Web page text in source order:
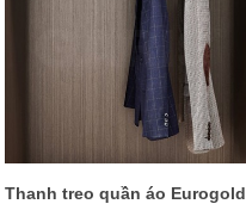
Thanh treo quần áo Eurogold